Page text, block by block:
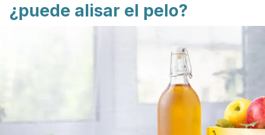
¿puede alisar el pelo?